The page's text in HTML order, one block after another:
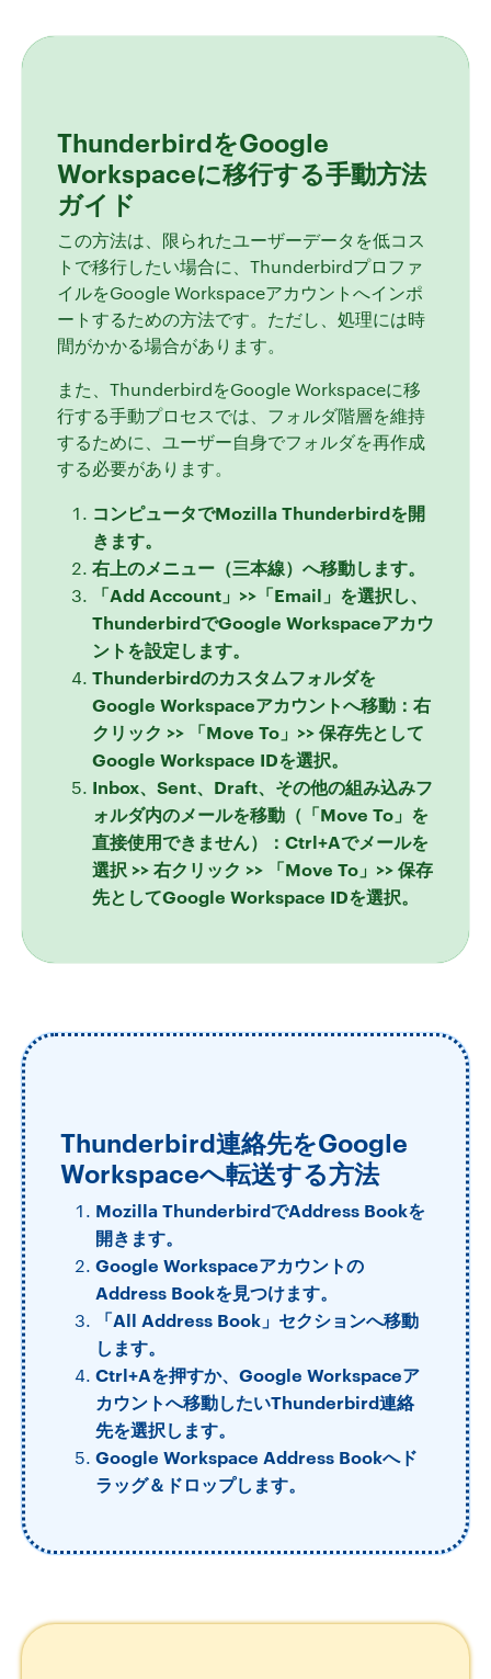
ThunderbirdをGoogle
Workspaceに移行する手動方法
ガイド
この方法は、限られたユーザーデータを低コス
トで移行したい場合に、Thunderbirdプロファ
イルをGoogle Workspaceアカウントへインポ
ートするための方法です。ただし、処理には時
間がかかる場合があります。
また、ThunderbirdをGoogle Workspaceに移
行する手動プロセスでは、フォルダ階層を維持
するために、ユーザー自身でフォルダを再作成
する必要があります。
コンピュータでMozilla Thunderbirdを開
きます。
右上のメニュー（三本線）へ移動します。
「Add Account」>>「Email」を選択し、
ThunderbirdでGoogle Workspaceアカウ
ントを設定します。
Thunderbirdのカスタムフォルダを
Google Workspaceアカウントへ移動：右
クリック >> 「Move To」>> 保存先として
Google Workspace IDを選択。
Inbox、Sent、Draft、その他の組み込みフ
ォルダ内のメールを移動（「Move To」を
直接使用できません）：Ctrl+Aでメールを
選択 >> 右クリック >> 「Move To」>> 保存
先としてGoogle Workspace IDを選択。
Thunderbird連絡先をGoogle
Workspaceへ転送する方法
Mozilla ThunderbirdでAddress Bookを
開きます。
Google Workspaceアカウントの
Address Bookを見つけます。
「All Address Book」セクションへ移動
します。
Ctrl+Aを押すか、Google Workspaceア
カウントへ移動したいThunderbird連絡
先を選択します。
Google Workspace Address Bookへド
ラッグ＆ドロップします。